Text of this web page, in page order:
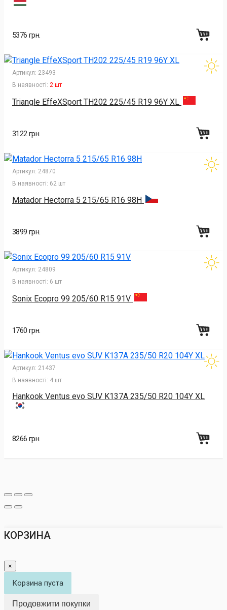
5376 грн.
Артикул: 23493
В наявності: 2 шт
Triangle EffeXSport TH202 225/45 R19 96Y XL
3122 грн.
Артикул: 24870
В наявності: 62 шт
Matador Hectorra 5 215/65 R16 98H
3899 грн.
Артикул: 24809
В наявності: 6 шт
Sonix Ecopro 99 205/60 R15 91V
1760 грн.
Артикул: 21437
В наявності: 4 шт
Hankook Ventus evo SUV K137A 235/50 R20 104Y XL
8266 грн.
КОРЗИНА
×
Корзина пуста
Продовжити покупки